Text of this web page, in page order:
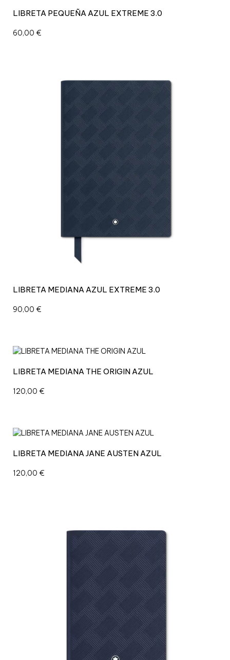
LIBRETA PEQUEÑA AZUL EXTREME 3.0
60,00 €
LIBRETA MEDIANA AZUL EXTREME 3.0
90,00 €
LIBRETA MEDIANA THE ORIGIN AZUL
120,00 €
LIBRETA MEDIANA JANE AUSTEN AZUL
120,00 €